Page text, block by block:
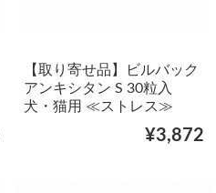
【取り寄せ品】ビルバック
アンキシタン S 30粒入
犬・猫用 ≪ストレス≫
¥3,872